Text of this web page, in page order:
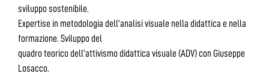
sviluppo sostenibile.
Expertise in metodologia dell’analisi visuale nella didattica e nella
formazione. Sviluppo del
quadro teorico dell’attivismo didattica visuale (ADV) con Giuseppe
Losacco.